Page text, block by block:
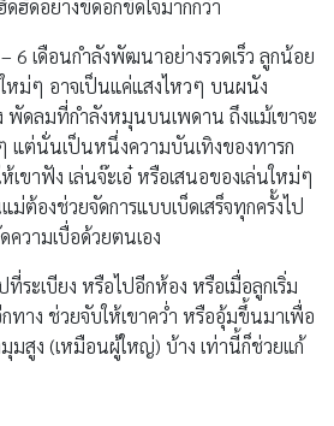
ฮัดอย่างขัดอกขัดใจมากกว่า
6 เดือนกำลังพัฒนาอย่างรวดเร็ว ลูกน้อย
หม่ๆ อาจเป็นแค่แสงไหวๆ บนผนัง
พัดลมที่กำลังหมุนบนเพดาน ถึงแม้เขาจะ
แต่นั่นเป็นหนึ่งความบันเทิงของทารก
ห้เขาฟัง เล่นจ๊ะเอ๋ หรือเสนอของเล่นใหม่ๆ
ต้องช่วยจัดการแบบเบ็ดเสร็จทุกครั้งไป
ความเบื่อด้วยตนเอง
ระเบียง หรือไปอีกห้อง หรือเมื่อลูกเริ่ม
ทาง ช่วยจับให้เขาคว่ำ หรืออุ้มขึ้นมาเพื่อ
มสูง (เหมือนผู้ใหญ่) บ้าง เท่านี้ก็ช่วยแก้